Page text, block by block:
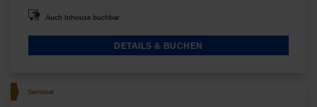
Auch Inhouse buchbar
DETAILS & BUCHEN
Seminar